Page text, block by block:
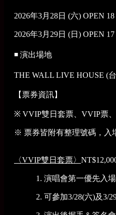
2026年3月28日 (六) OPEN
2026年3月29日 (日) OPEN
◾ 演出場地
THE WALL LIVE HOUSE (
【票券資訊】
※ VVIP雙日套票、VVIP票
※ 票券皆附有整理號碼，入
〈VVIP雙日套票〉
1. 演唱會第一優先入
2. 可參加3/28(六)及3/